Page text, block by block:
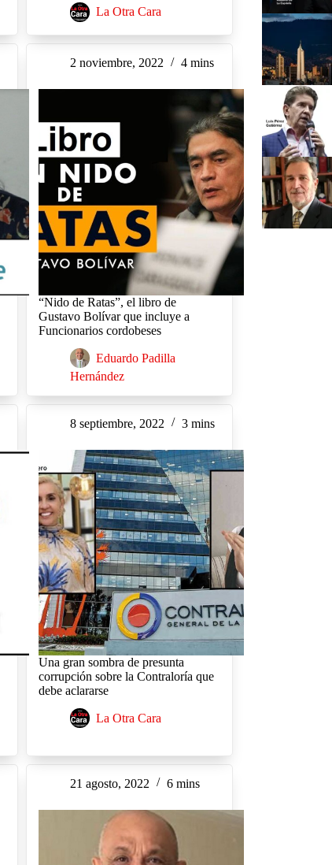
La Otra Cara
2 noviembre, 2022 4 mins
“Nido de Ratas”, el libro de
Gustavo Bolívar que incluye a
Funcionarios cordobeses
Eduardo Padilla
Hernández
8 septiembre, 2022 3 mins
Una gran sombra de presunta
corrupción sobre la Contraloría que
debe aclararse
La Otra Cara
21 agosto, 2022 6 mins